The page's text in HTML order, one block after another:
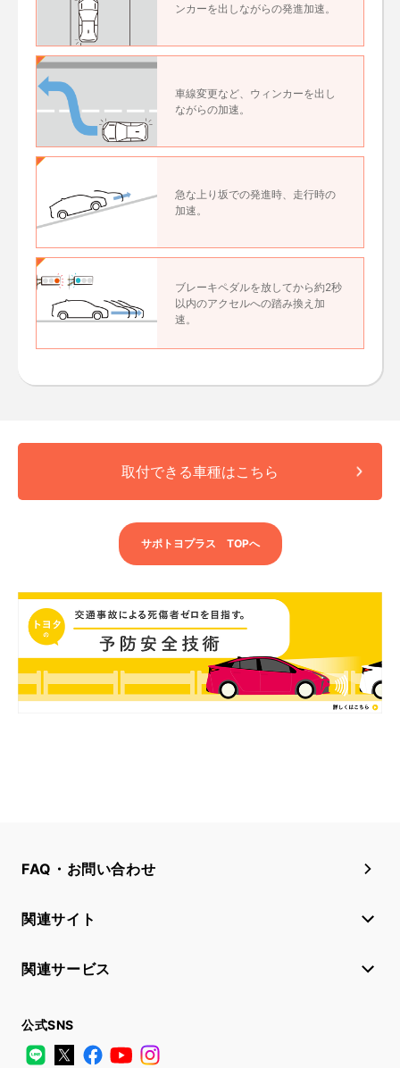
ンカーを出しながらの発進加速。
車線変更など、ウィンカーを出し
ながらの加速。
急な上り坂での発進時、走行時の
加速。
ブレーキペダルを放してから約2秒
以内のアクセルへの踏み換え加
速。
取付できる車種はこちら
サポトヨプラス TOPへ
FAQ・お問い合わせ
関連サイト
関連サービス
公式SNS
LINE
X FacebookYouTube